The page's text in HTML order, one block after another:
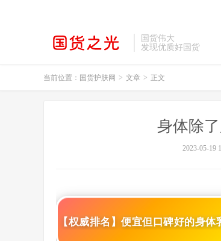
国货伟大
发现优质好国货
当前位置： 国货护肤网 > 文章 > 正文
身体除
2023-05-19
【权威排名】便宜但口碑好的身体